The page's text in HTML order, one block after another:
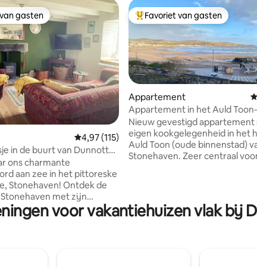
4,98 uit 5, 194 recensies
van gasten
gasten
Gemiddelde beoordeling van 4,97 uit 5, 115
4,97 (115)
in de buurt van Dunnottar
ons charmante
aan zee in het pittoreske
Ontdek de
met zijn
Castle, de
en heerlijke lokale
Topfavoriet van gasten
Favoriet van gasten
Appartement
Appartement in het Auld
van Stonehaven
Nieuw gevestigd
eigen kookgelegenheid in het
Auld Toon (oude binnenstad)
Stonehaven. Zeer centraal
ramen aan de achterkant.
is onlangs volledig
voor vakantiehuizen vlak bij